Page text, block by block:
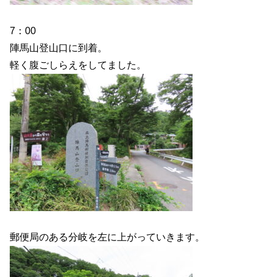
7：00
陣馬山登山口に到着。
軽く腹ごしらえをしてました。
郵便局のある分岐を左に上がっていきます。